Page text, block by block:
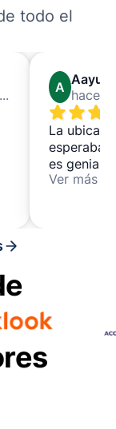
todo el
di San Pietro in Vincoli
A
La
esperaba.
es genial,
nuestras
Ver más